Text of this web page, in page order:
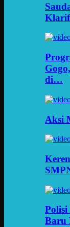
di…
Aksi
Baru